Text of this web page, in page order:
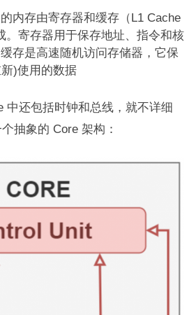
内存由寄存器和缓存（L1 Cache
。寄存器用于保存地址、指令和核
存是高速随机访问存储器，它保
)使用的数据
中还包括时钟和总线，就不详细
抽象的 Core 架构：